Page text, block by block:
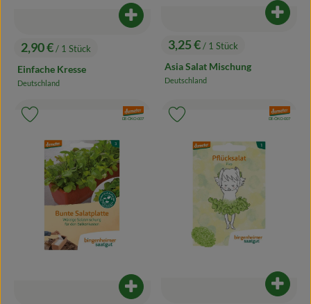
, Preis:
2,90 €/ 1 Stück
Einfache Kresse
, Herkunft:
Deutschland
Produkt zum Warenkorb hinzufügen
, Preis:
3,25 €/ 1 Stück
Asia Salat Mischung
, Herkunft:
Deutschland
Produkt zum Warenkorb hinzufügen
, Verband:
, Kontrollstelle:
DE-ÖKO-007
Produkt zu Favouriten hinzufügen
, Verband:
, Kontrollstelle:
DE-ÖKO-007
Produkt zu Favouriten hinzufügen